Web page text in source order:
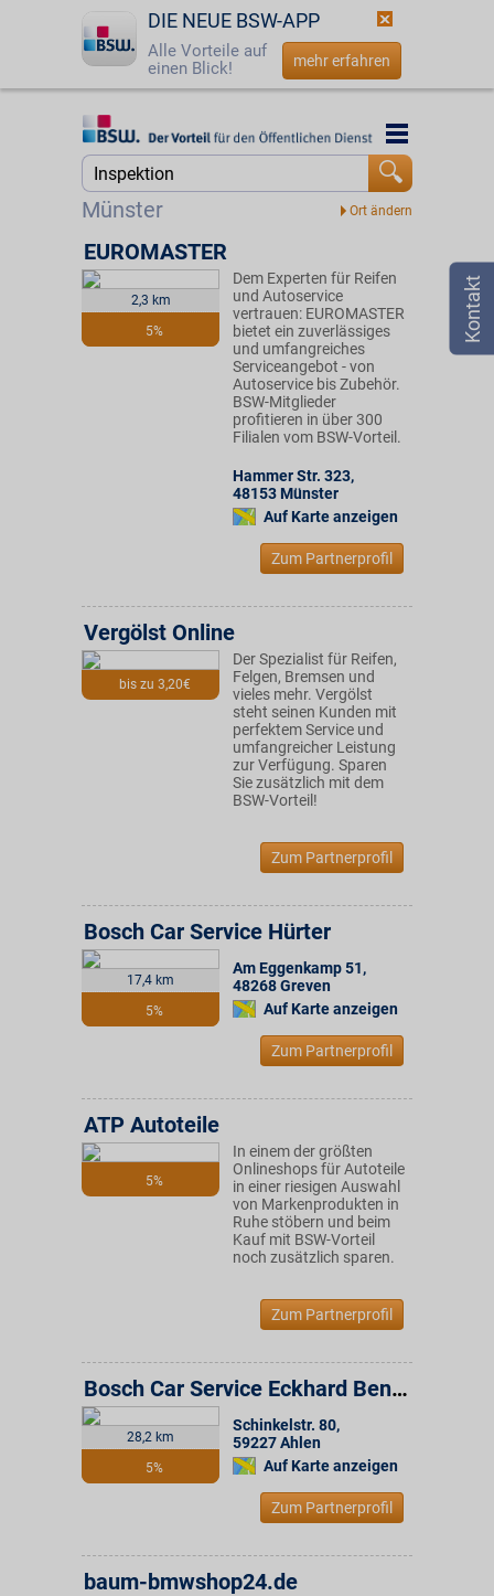
DIE NEUE BSW-APP
Alle Vorteile auf
einen Blick!
mehr erfahren
Startseite
Jetzt BSW-Mitglied werden
☎ 0800 - 279 25 82
Münster
Startseite
2,3 km
5%
EUROMASTER
Dem Experten für Reifen
und Autoservice
vertrauen: EUROMASTER
bietet ein zuverlässiges
und umfangreiches
Serviceangebot - von
Autoservice bis Zubehör.
BSW-Mitglieder
profitieren in über 300
Filialen vom BSW-Vorteil.
Hammer Str. 323,
48153 Münster
Auf Karte anzeigen
Zum Partnerprofil
bis zu 3,20€
Vergölst Online
Der Spezialist für Reifen,
Felgen, Bremsen und
vieles mehr. Vergölst
steht seinen Kunden mit
perfektem Service und
umfangreicher Leistung
zur Verfügung. Sparen
Sie zusätzlich mit dem
BSW-Vorteil!
Zum Partnerprofil
17,4 km
5%
Bosch Car Service Hürter
Am Eggenkamp 51,
48268Greven
Auf Karte anzeigen
Zum Partnerprofil
5%
ATP Autoteile
In einem der größten
Onlineshops für Autoteile
in einer riesigen Auswahl
von Markenprodukten in
Ruhe stöbern und beim
Kauf mit BSW-Vorteil
noch zusätzlich sparen.
Zum Partnerprofil
28,2 km
5%
Bosch Car Service Eckhard Bendix GmbH
Schinkelstr. 80,
59227Ahlen
Auf Karte anzeigen
Zum Partnerprofil
baum-bmwshop24.de